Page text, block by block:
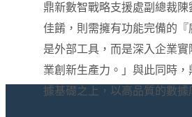
鼎新數智戰略支援處副總裁陳
佳餚，則需擁有功能完備的
是外部工具，而是深入企業
業創新生產力。」 與此同時，
據基礎之上，以高品質的數據